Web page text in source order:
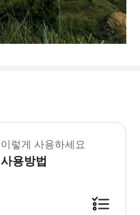
이렇게 사용하세요
사용방법